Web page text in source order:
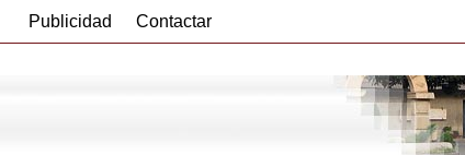
Publicidad Contactar